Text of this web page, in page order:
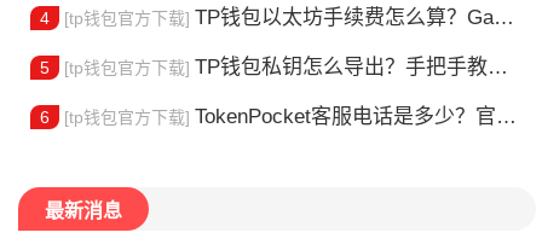
4 [tp钱包官方下载] TP钱包以太坊手续费怎么算？Gas 费省钱全攻略
5 [tp钱包官方下载] TP钱包私钥怎么导出？手把手教你安全备份助记词
6 [tp钱包官方下载] TokenPocket客服电话是多少？官方热线查询
最新消息